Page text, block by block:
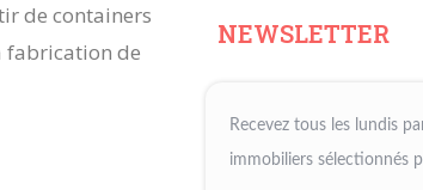
de containers
fabrication de
NEWSLETTER
Recevez tous les lundis
immobiliers sélectionnés